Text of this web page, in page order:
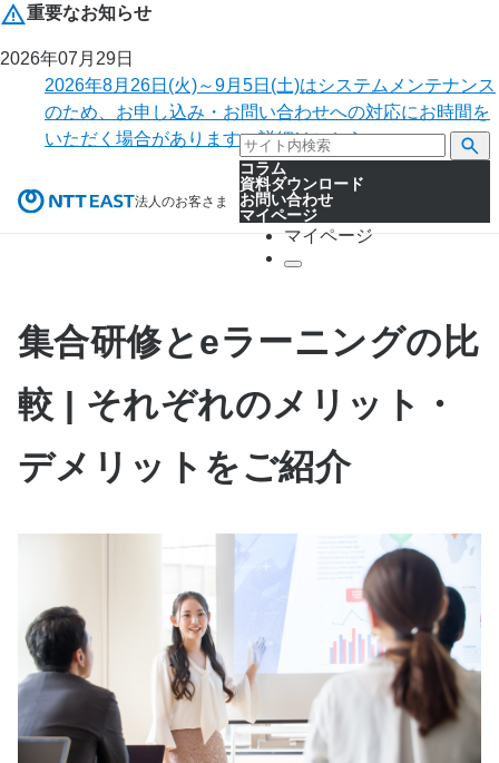
重要なお知らせ
2026年07月29日
2026年8月26日(火)～9月5日(土)はシステムメンテナンス
のため、お申し込み・お問い合わせへの対応にお時間を
いただく場合があります。詳細はこちら。
法人のお客さま
コラム
資料ダウンロード
お問い合わせ
マイページ
マイページ
集合研修とeラーニングの比
較 | それぞれのメリット・
デメリットをご紹介